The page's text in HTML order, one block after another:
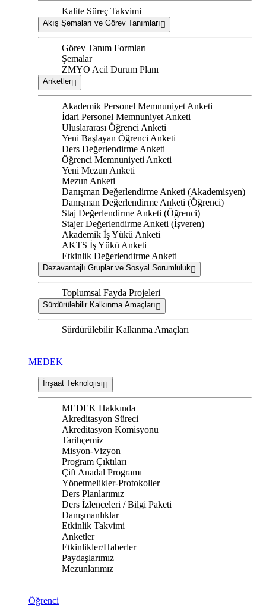
Kalite Süreç Takvimi
Akış Şemaları ve Görev Tanımları
Görev Tanım Formları
Şemalar
ZMYO Acil Durum Planı
Anketler
Akademik Personel Memnuniyet Anketi
İdari Personel Memnuniyet Anketi
Uluslararası Öğrenci Anketi
Yeni Başlayan Öğrenci Anketi
Ders Değerlendirme Anketi
Öğrenci Memnuniyeti Anketi
Yeni Mezun Anketi
Mezun Anketi
Danışman Değerlendirme Anketi (Akademisyen)
Danışman Değerlendirme Anketi (Öğrenci)
Staj Değerlendirme Anketi (Öğrenci)
Stajer Değerlendirme Anketi (İşveren)
Akademik İş Yükü Anketi
AKTS İş Yükü Anketi
Etkinlik Değerlendirme Anketi
Dezavantajlı Gruplar ve Sosyal Sorumluluk
Toplumsal Fayda Projeleri
Sürdürülebilir Kalkınma Amaçları
Sürdürülebilir Kalkınma Amaçları
MEDEK
İnşaat Teknolojisi
MEDEK Hakkında
Akreditasyon Süreci
Akreditasyon Komisyonu
Tarihçemiz
Misyon-Vizyon
Program Çıktıları
Çift Anadal Programı
Yönetmelikler-Protokoller
Ders Planlarımız
Ders İzlenceleri / Bilgi Paketi
Danışmanlıklar
Etkinlik Takvimi
Anketler
Etkinlikler/Haberler
Paydaşlarımız
Mezunlarımız
Öğrenci